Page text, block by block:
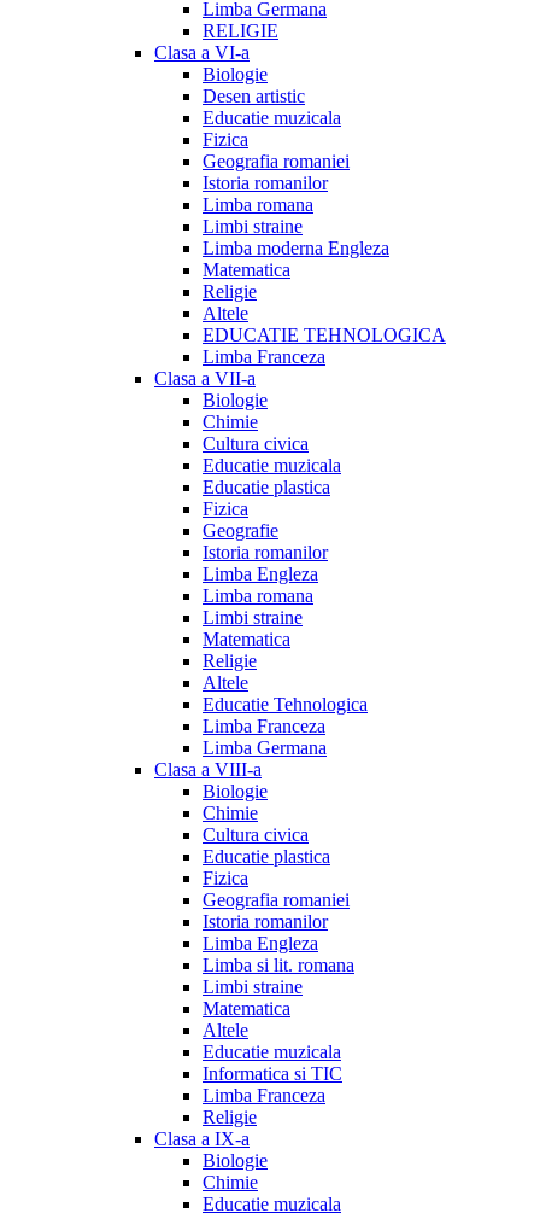
Limba Germana
RELIGIE
Clasa a VI-a
Biologie
Desen artistic
Educatie muzicala
Fizica
Geografia romaniei
Istoria romanilor
Limba romana
Limbi straine
Limba moderna Engleza
Matematica
Religie
Altele
EDUCATIE TEHNOLOGICA
Limba Franceza
Clasa a VII-a
Biologie
Chimie
Cultura civica
Educatie muzicala
Educatie plastica
Fizica
Geografie
Istoria romanilor
Limba Engleza
Limba romana
Limbi straine
Matematica
Religie
Altele
Educatie Tehnologica
Limba Franceza
Limba Germana
Clasa a VIII-a
Biologie
Chimie
Cultura civica
Educatie plastica
Fizica
Geografia romaniei
Istoria romanilor
Limba Engleza
Limba si lit. romana
Limbi straine
Matematica
Altele
Educatie muzicala
Informatica si TIC
Limba Franceza
Religie
Clasa a IX-a
Biologie
Chimie
Educatie muzicala